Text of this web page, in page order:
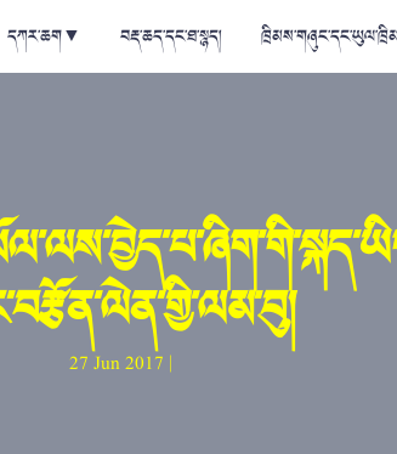
དཀར་ཆག▼ བརྡ་ཆད་དང་ཐ་སྙད།
27 Jun 2017 |